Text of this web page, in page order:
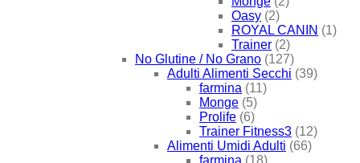
Oasy (2)
ROYAL CANIN (1)
Trainer (2)
No Glutine / No Grano (127)
Adulti Alimenti Secchi (39)
farmina (11)
Monge (5)
Prolife (6)
Trainer Fitness3 (12)
Alimenti Umidi Adulti (66)
farmina (18)